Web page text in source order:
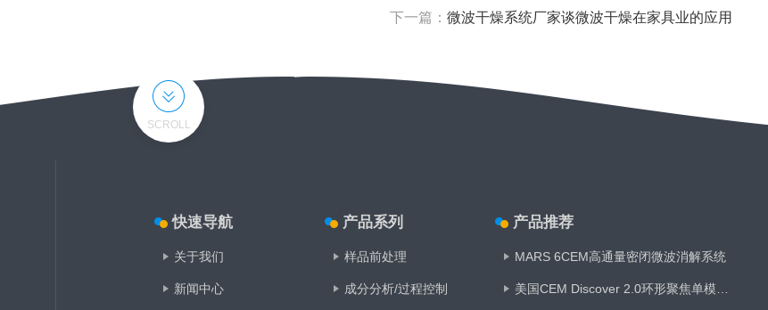
下一篇： 微波干燥系统厂家谈微波干燥在家具业的应用
SCROLL
快速导航
关于我们
新闻中心
产品系列
样品前处理
成分分析/过程控制
产品推荐
MARS 6CEM高通量密闭微波消解系统